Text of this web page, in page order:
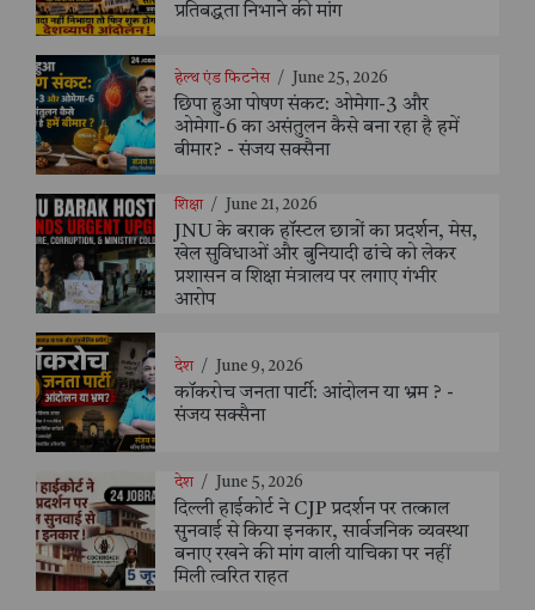
प्रतिबद्धता निभाने की मांग
हेल्थ एंड फिटनेस / June 25, 2026
छिपा हुआ पोषण संकट: ओमेगा-3 और
ओमेगा-6 का असंतुलन कैसे बना रहा है हमें
बीमार? - संजय सक्सैना
शिक्षा / June 21, 2026
JNU के बराक हॉस्टल छात्रों का प्रदर्शन, मेस,
खेल सुविधाओं और बुनियादी ढांचे को लेकर
प्रशासन व शिक्षा मंत्रालय पर लगाए गंभीर
आरोप
देश / June 9, 2026
कॉकरोच जनता पार्टी: आंदोलन या भ्रम ? -
संजय सक्सैना
देश / June 5, 2026
दिल्ली हाईकोर्ट ने CJP प्रदर्शन पर तत्काल
सुनवाई से किया इनकार, सार्वजनिक व्यवस्था
बनाए रखने की मांग वाली याचिका पर नहीं
मिली त्वरित राहत